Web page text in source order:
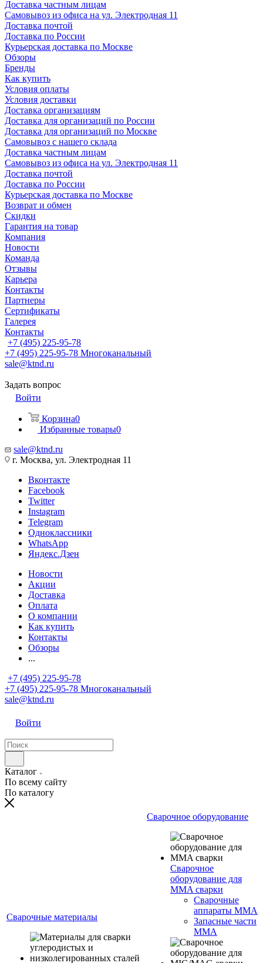
Доставка частным лицам
Самовывоз из офиса на ул. Электродная 11
Доставка почтой
Доставка по России
Курьерская доставка по Москве
Обзоры
Бренды
Как купить
Условия оплаты
Условия доставки
Доставка организациям
Доставка для организаций по России
Доставка для организаций по Москве
Самовывоз с нашего склада
Доставка частным лицам
Самовывоз из офиса на ул. Электродная 11
Доставка почтой
Доставка по России
Курьерская доставка по Москве
Возврат и обмен
Скидки
Гарантия на товар
Компания
Новости
Команда
Отзывы
Карьера
Контакты
Партнеры
Сертификаты
Галерея
Контакты
+7 (495) 225-95-78
+7 (495) 225-95-78 Многоканальный
sale@ktnd.ru
Задать вопрос
Войти
Корзина0
Избранные товары0
sale@ktnd.ru
г. Москва, ул. Электродная 11
Вконтакте
Facebook
Twitter
Instagram
Telegram
Одноклассники
WhatsApp
Яндекс.Дзен
Новости
Акции
Доставка
Оплата
О компании
Как купить
Контакты
Обзоры
...
+7 (495) 225-95-78
+7 (495) 225-95-78 Многоканальный
sale@ktnd.ru
Войти
Каталог
По всему сайту
По каталогу
Сварочные материалы
Сварочное оборудование
Сварочное
оборудование для
MMA сварки
Сварочные
аппараты MMA
Запасные части
MMA